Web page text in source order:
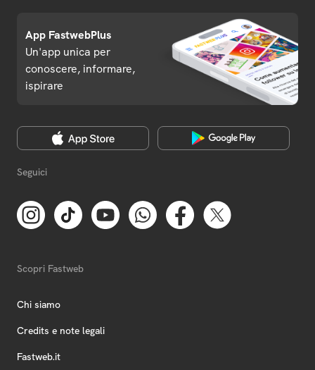
App FastwebPlus
Un'app unica per
conoscere, informare,
ispirare
Seguici
Scopri Fastweb
Chi siamo
Credits e note legali
Fastweb.it